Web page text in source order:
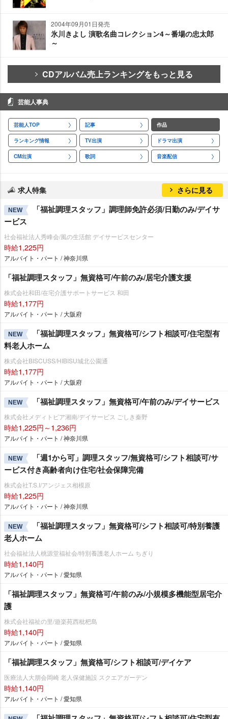
2004年09月01日発売
氷川きよし 演歌名曲コレクション4～番場の忠太郎
～
CDアルバム売上ランキングをもっと見る
芸能人事典
芸能人TOP 記事 作品
ランキング情報 TV出演 ドラマ出演
CM出演 歌詞 音楽配信
求人特集 さらに見る
NEW
「福祉調理スタッフ」調理師免許必須/日勤のみ/デイサ
ービス
社会福祉法人秀峰会/風の生活館 デイサービスセンター
時給1,225円
アルバイト・パート / 神奈川県
「福祉調理スタッフ」無資格可/午前のみ/居宅介護支援
株式会社和田/在宅介護サポートサービス 和田
時給1,177円
アルバイト・パート / 大阪府
NEW
「福祉調理スタッフ」無資格可/シフト相談可/住宅型有
料老人ホーム
株式会社BISCUSS/HIBISU城北公園通
時給1,177円
アルバイト・パート / 大阪府
NEW 「福祉調理スタッフ」無資格可/午前のみ/デイサービス
株式会社メディトピア湘南/デイサービス ごしき秦野
時給1,225円～1,236円
アルバイト・パート / 神奈川県
NEW
「週1から可」調理スタッフ/無資格可/シフト相談可/サ
ービス付き高齢者向け住宅/社会保障完備
株式会社T.S.I/アンジェス相模原
時給1,225円
アルバイト・パート / 神奈川県
NEW
「福祉調理スタッフ」無資格可/シフト相談可/特別養護
老人ホーム
社会福祉法人桃源堂福祉会/特別養護老人ホーム ちぎり
時給1,140円
アルバイト・パート / 愛知県
「福祉調理スタッフ」無資格可/午前のみ/小規模多機能型居宅介
護
株式会社福祉の里/遊楽苑西枇杷島
時給1,140円
アルバイト・パート / 愛知県
「福祉調理スタッフ」無資格可/シフト相談可/デイケア
医療法人大朋会岡崎 老人保健施設 スクエアガーデン
時給1,140円
アルバイト・パート / 愛知県